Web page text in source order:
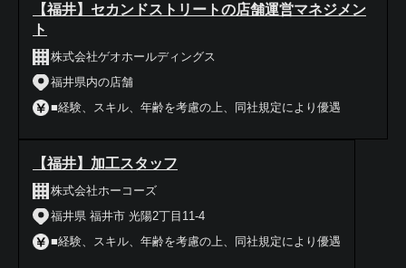
【福井】セカンドストリートの店舗運営マネジメン
ト
株式会社ゲオホールディングス
福井県内の店舗
■経験、スキル、年齢を考慮の上、同社規定により優遇
【福井】加工スタッフ
株式会社ホーコーズ
福井県 福井市 光陽2丁目11-4
■経験、スキル、年齢を考慮の上、同社規定により優遇